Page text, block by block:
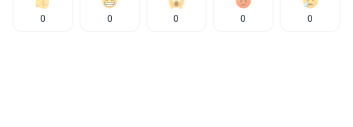
0 0 0 0 0